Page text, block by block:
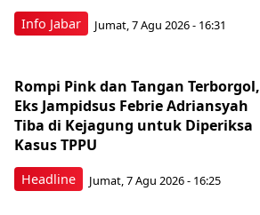
Info Jabar Jumat, 7 Agu 2026 - 16:31
Headline
Rompi Pink dan Tangan Terborgol,
Eks Jampidsus Febrie Adriansyah
Tiba di Kejagung untuk Diperiksa
Kasus TPPU
Jumat, 7 Agu 2026 - 16:25